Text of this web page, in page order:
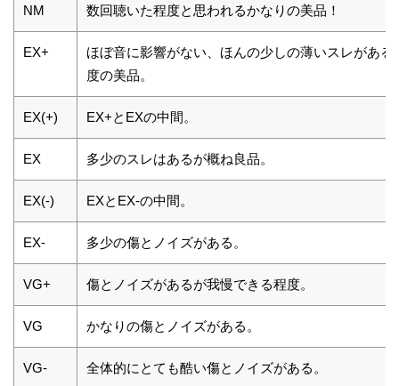
NM 数回聴いた程度と思われるかなりの美品！
EX+
ほぼ音に影響がない、ほんの少しの薄いスレがある
度の美品。
EX(+) EX+とEXの中間。
EX 多少のスレはあるが概ね良品。
EX(-) EXとEX-の中間。
EX- 多少の傷とノイズがある。
VG+ 傷とノイズがあるが我慢できる程度。
VG かなりの傷とノイズがある。
VG- 全体的にとても酷い傷とノイズがある。